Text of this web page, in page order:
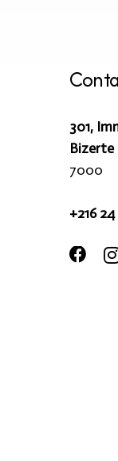
301,
Bizerte
7000
+216